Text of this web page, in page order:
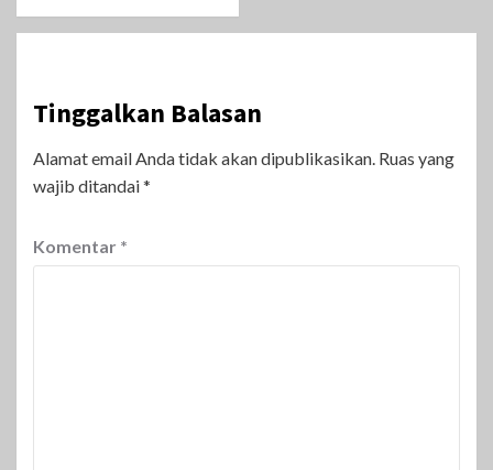
Tinggalkan Balasan
Alamat email Anda tidak akan dipublikasikan. Ruas yang
wajib ditandai*
Komentar *